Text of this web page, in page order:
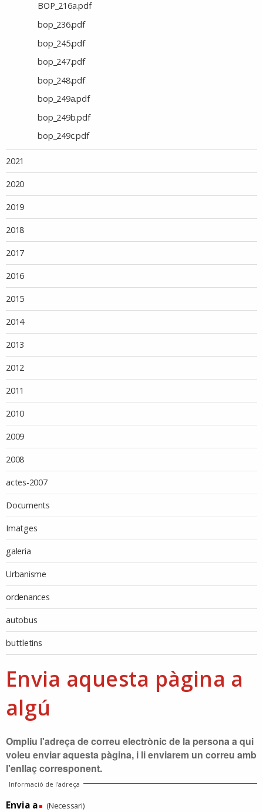
BOP_216a.pdf
bop_236.pdf
bop_245.pdf
bop_247.pdf
bop_248.pdf
bop_249a.pdf
bop_249b.pdf
bop_249c.pdf
2021
2020
2019
2018
2017
2016
2015
2014
2013
2012
2011
2010
2009
2008
actes-2007
Documents
Imatges
galeria
Urbanisme
ordenances
autobus
buttletins
Envia aquesta pàgina a
algú
Ompliu l'adreça de correu electrònic de la persona a qui
voleu enviar aquesta pàgina, i li enviarem un correu amb
l'enllaç corresponent.
Informació de l'adreça
Envia a
(Necessari)